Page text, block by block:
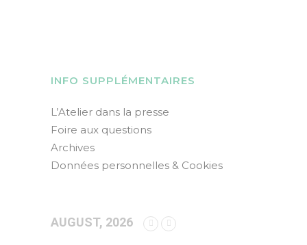
INFO SUPPLÉMENTAIRES
L’Atelier dans la presse
Foire aux questions
Archives
Données personnelles & Cookies
AUGUST, 2026